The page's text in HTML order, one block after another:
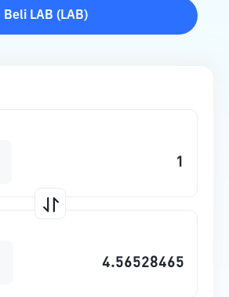
Beli LAB ( LAB)